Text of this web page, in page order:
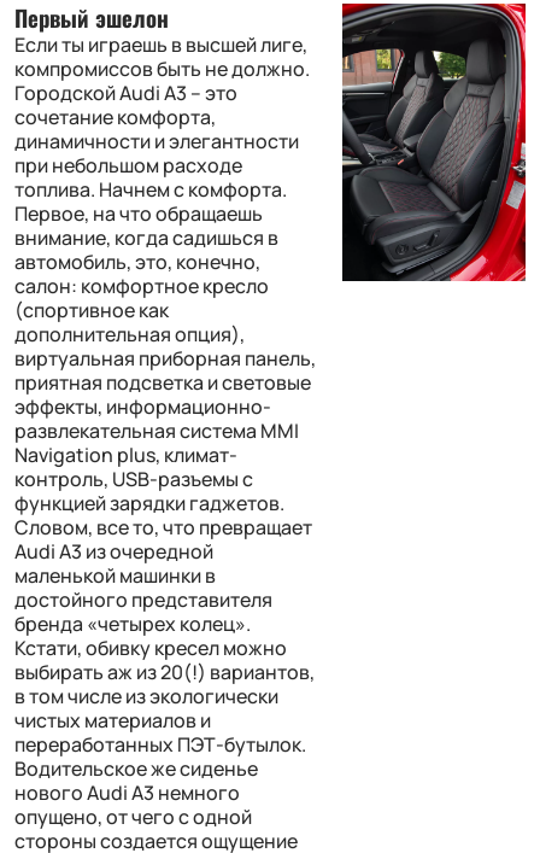
Первый эшелон
Если ты играешь в высшей лиге,
компромиссов быть не должно.
Городской Audi A3 – это
сочетание комфорта,
динамичности и элегантности
при небольшом расходе
топлива. Начнем с комфорта.
Первое, на что обращаешь
внимание, когда садишься в
автомобиль, это, конечно,
салон: комфортное кресло
(спортивное как
дополнительная опция),
виртуальная приборная панель,
приятная подсветка и световые
эффекты, информационно-
развлекательная система MMI
Navigation plus, климат-
контроль, USB-разъемы с
функцией зарядки гаджетов.
Словом, все то, что превращает
Audi A3 из очередной
маленькой машинки в
достойного представителя
бренда «четырех колец».
Кстати, обивку кресел можно
выбирать аж из 20(!) вариантов,
в том числе из экологически
чистых материалов и
переработанных ПЭТ-бутылок.
Водительское же сиденье
нового Audi A3 немного
опущено, от чего с одной
стороны создается ощущение